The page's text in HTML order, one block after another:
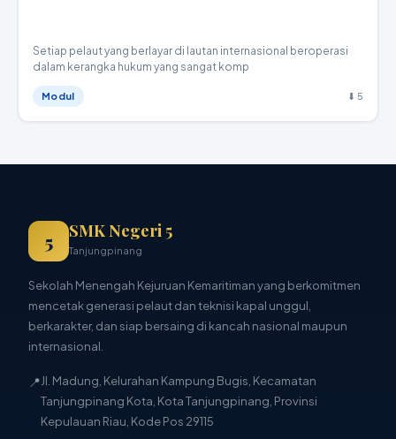
Setiap pelaut yang berlayar di lautan internasional beroperasi
dalam kerangka hukum yang sangat komp
Modul ⬇ 5
5 SMK Negeri 5
Tanjungpinang
Sekolah Menengah Kejuruan Kemaritiman yang berkomitmen
mencetak generasi pelaut dan teknisi kapal unggul,
berkarakter, dan siap bersaing di kancah nasional maupun
internasional.
📍Jl. Madung, Kelurahan Kampung Bugis, Kecamatan
Tanjungpinang Kota, Kota Tanjungpinang, Provinsi
Kepulauan Riau, Kode Pos 29115